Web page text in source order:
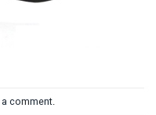
comment